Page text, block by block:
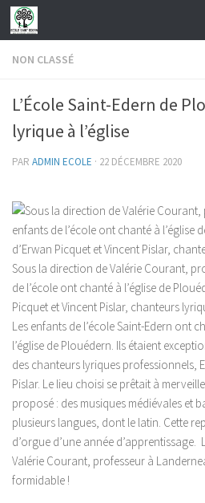
Skip to content
NON CLASSÉ
L’École Saint-Edern de
lyrique à l’église
PAR ADMIN ECOLE · 22 DÉCEMBRE 2020
Sous la direction de Valérie Courant,
de l’école ont chanté à l’église de
Picquet et Vincent Pislar, chanteurs
Les enfants de l’école Saint-Edern ont
l’église de Plouédern. Ils étaient
des chanteurs lyriques professionnels,
Pislar. Le lieu choisi se prêtait à
proposé : des musiques médiévales et
plusieurs langues, dont le latin. Cette
d’orgue d’une année
Valérie Courant, professeur à
formidable !